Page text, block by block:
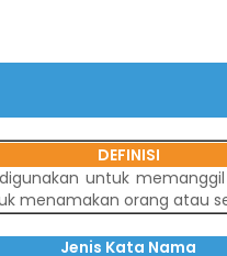
DEFINISI
untuk
menamakan orang atau
Jenis Kata Nama